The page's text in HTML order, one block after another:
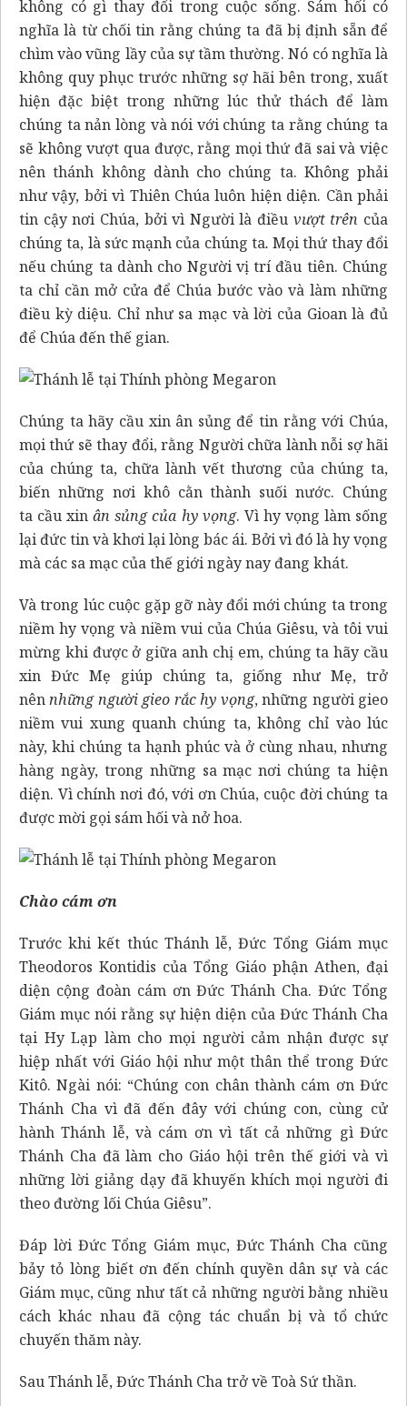
không có gì thay đổi trong cuộc sống. Sám hối có
nghĩa là từ chối tin rằng chúng ta đã bị định sẵn để
chìm vào vũng lầy của sự tầm thường. Nó có nghĩa là
không quy phục trước những sợ hãi bên trong, xuất
hiện đặc biệt trong những lúc thử thách để làm
chúng ta nản lòng và nói với chúng ta rằng chúng ta
sẽ không vượt qua được, rằng mọi thứ đã sai và việc
nên thánh không dành cho chúng ta. Không phải
như vậy, bởi vì Thiên Chúa luôn hiện diện. Cần phải
tin cậy nơi Chúa, bởi vì Người là điều vượt trên của
chúng ta, là sức mạnh của chúng ta. Mọi thứ thay đổi
nếu chúng ta dành cho Người vị trí đầu tiên. Chúng
ta chỉ cần mở cửa để Chúa bước vào và làm những
điều kỳ diệu. Chỉ như sa mạc và lời của Gioan là đủ
để Chúa đến thế gian.
Chúng ta hãy cầu xin ân sủng để tin rằng với Chúa,
mọi thứ sẽ thay đổi, rằng Người chữa lành nỗi sợ hãi
của chúng ta, chữa lành vết thương của chúng ta,
biến những nơi khô cằn thành suối nước. Chúng
ta cầu xinân sủng của hy vọng. Vì hy vọng làm sống
lại đức tin và khơi lại lòng bác ái. Bởi vì đó là hy vọng
mà các sa mạc của thế giới ngày nay đang khát.
Và trong lúc cuộc gặp gỡ này đổi mới chúng ta trong
niềm hy vọng và niềm vui của Chúa Giêsu, và tôi vui
mừng khi được ở giữa anh chị em, chúng ta hãy cầu
xin Đức Mẹ giúp chúng ta, giống như Mẹ, trở
nênnhững người gieo rắc hy vọng, những người gieo
niềm vui xung quanh chúng ta, không chỉ vào lúc
này, khi chúng ta hạnh phúc và ở cùng nhau, nhưng
hàng ngày, trong những sa mạc nơi chúng ta hiện
diện. Vì chính nơi đó, với ơn Chúa, cuộc đời chúng ta
được mời gọi sám hối và nở hoa.
Chào cám ơn
Trước khi kết thúc Thánh lễ, Đức Tổng Giám mục
Theodoros Kontidis của Tổng Giáo phận Athen, đại
diện cộng đoàn cám ơn Đức Thánh Cha. Đức Tổng
Giám mục nói rằng sự hiện diện của Đức Thánh Cha
tại Hy Lạp làm cho mọi người cảm nhận được sự
hiệp nhất với Giáo hội như một thân thể trong Đức
Kitô. Ngài nói: “Chúng con chân thành cám ơn Đức
Thánh Cha vì đã đến đây với chúng con, cùng cử
hành Thánh lễ, và cám ơn vì tất cả những gì Đức
Thánh Cha đã làm cho Giáo hội trên thế giới và vì
những lời giảng dạy đã khuyến khích mọi người đi
theo đường lối Chúa Giêsu”.
Đáp lời Đức Tổng Giám mục, Đức Thánh Cha cũng
bảy tỏ lòng biết ơn đến chính quyền dân sự và các
Giám mục, cũng như tất cả những người bằng nhiều
cách khác nhau đã cộng tác chuẩn bị và tổ chức
chuyến thăm này.
Sau Thánh lễ, Đức Thánh Cha trở về Toà Sứ thần.